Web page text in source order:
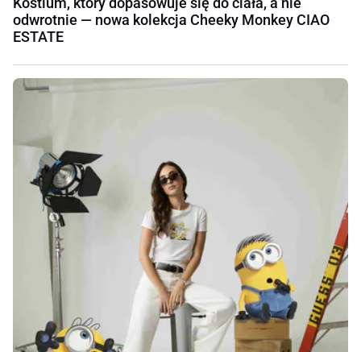
odwrotnie — nowa kolekcja Cheeky Monkey CIAO
ESTATE